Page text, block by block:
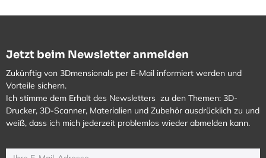
Jetzt beim Newsletter anmelden
Zukünftig von 3Dmensionals per E-Mail informiert werden und
Vorteile sichern.
Ich stimme dem Erhalt des Newsletters zu den Themen: 3D-
Drucker, 3D-Scanner, Materialien und Zubehör ausdrücklich zu und
weiß, dass ich mich jederzeit problemlos wieder abmelden kann.